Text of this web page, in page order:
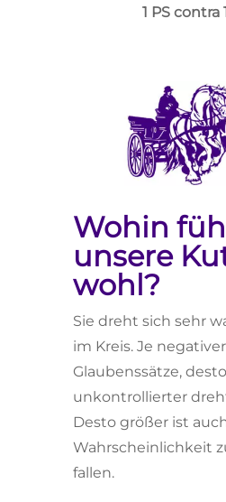
1 PS contra
Wohin
unsere
wohl?
Sie dreht sich sehr
im Kreis. Je
Glaubenssätze, desto
unkontrollierter
Desto größer ist
Wahrscheinlichkeit
fallen.